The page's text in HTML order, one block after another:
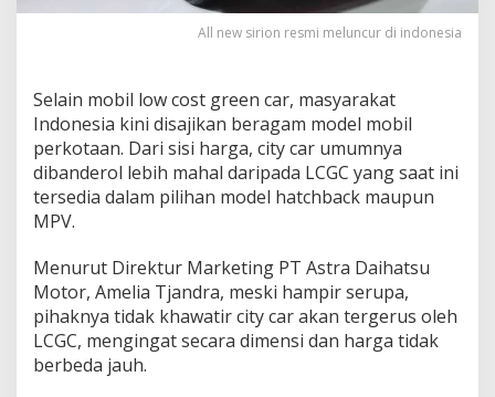
All new sirion resmi meluncur di indonesia
Selain mobil low cost green car, masyarakat
Indonesia kini disajikan beragam model mobil
perkotaan. Dari sisi harga, city car umumnya
dibanderol lebih mahal daripada LCGC yang saat ini
tersedia dalam pilihan model hatchback maupun
MPV.
Menurut Direktur Marketing PT Astra Daihatsu
Motor, Amelia Tjandra, meski hampir serupa,
pihaknya tidak khawatir city car akan tergerus oleh
LCGC, mengingat secara dimensi dan harga tidak
berbeda jauh.